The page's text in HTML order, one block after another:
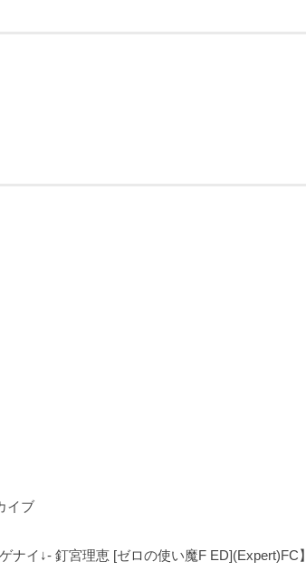
イブ
ナイ↓- 釘宮理恵 [ゼロの使い魔F ED](Expert)FC】